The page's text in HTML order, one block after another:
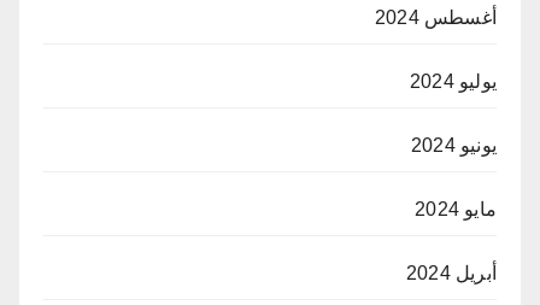
أغسطس 2024
يوليو 2024
يونيو 2024
مايو 2024
أبريل 2024